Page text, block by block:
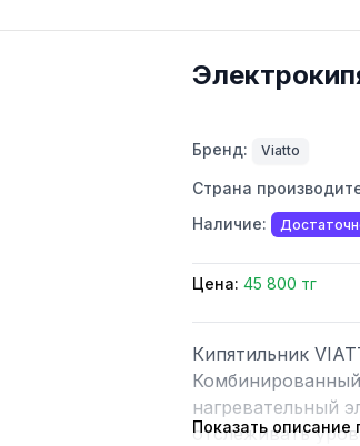
Бренд: Viatto
Страна
Наличие:
Цена: 45 800 тг
Кипятильник
нагревательный
отслеживать
Показать описание